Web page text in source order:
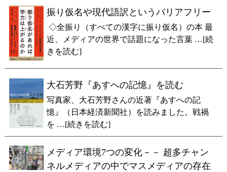
振り仮名や現代語訳というバリアフリー
◇全振り（すべての漢字に振り仮名）の本 最
近、メディアの世界で話題になった言葉 …[続
きを読む]
大石芳野『あすへの記憶』を読む
写真家、大石芳野さんの近著『あすへの記
憶』（日本経済新聞社）を読みました。戦禍
を …[続きを読む]
メディア環境7つの変化－－ 超多チャン
ネルメディアの中でマスメディアの存在